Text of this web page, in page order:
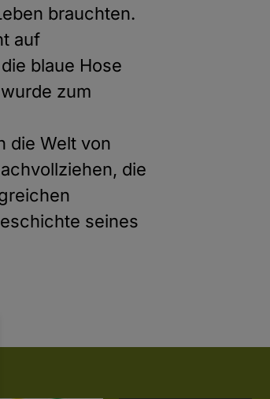
brauchten.
auf
blaue Hose
zum
die Welt von
die
seines